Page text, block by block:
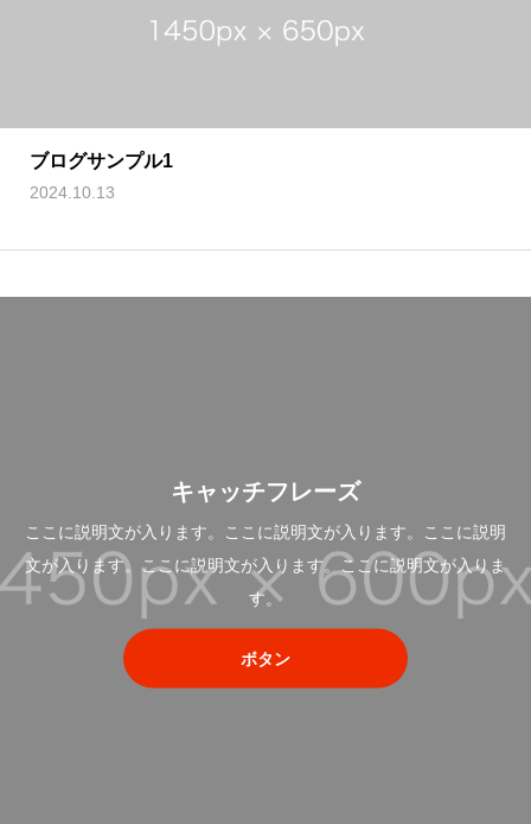
ブログサンプル1
2024.10.13
キャッチフレーズ
ここに説明文が入ります。ここに説明文が入ります。ここに説明
文が入ります。ここに説明文が入ります。ここに説明文が入りま
す。
ボタン